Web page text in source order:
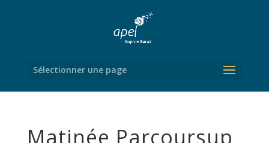
Sélectionner une page
Matinée Parcoursup